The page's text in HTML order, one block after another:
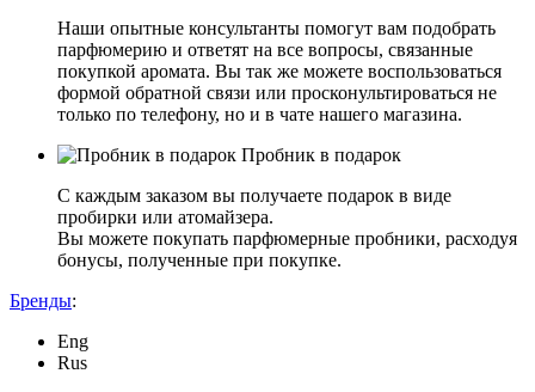
Наши опытные консультанты помогут вам подобрать
парфюмерию и ответят на все вопросы, связанные
покупкой аромата. Вы так же можете воспользоваться
формой обратной связи или просконультироваться не
только по телефону, но и в чате нашего магазина.
Пробник в подарок
С каждым заказом вы получаете подарок в виде
пробирки или атомайзера.
Вы можете покупать парфюмерные пробники, расходуя
бонусы, полученные при покупке.
Бренды:
Eng
Rus